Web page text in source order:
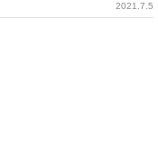
2021.7.5